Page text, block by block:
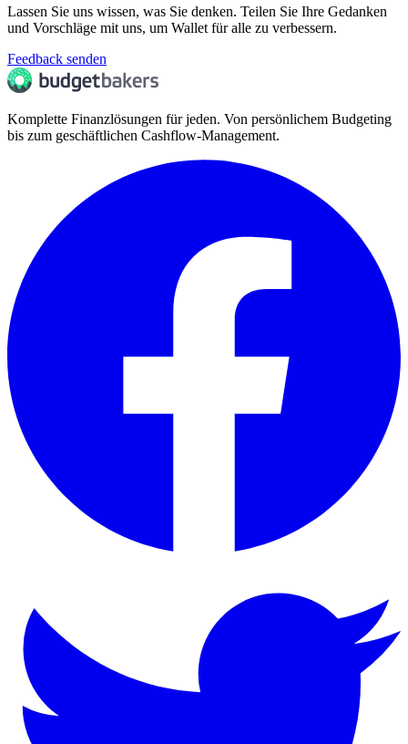
Lassen Sie uns wissen, was Sie denken. Teilen Sie Ihre Gedanken
und Vorschläge mit uns, um Wallet für alle zu verbessern.
Feedback senden
Komplette Finanzlösungen für jeden. Von persönlichem Budgeting
bis zum geschäftlichen Cashflow-Management.